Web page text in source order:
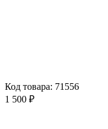
Код товара: 71556
1 500 ₽